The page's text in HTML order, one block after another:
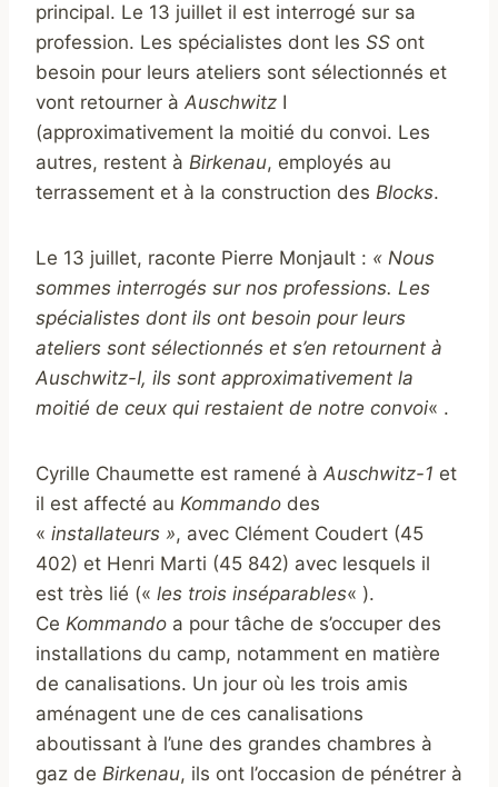
principal. Le 13 juillet il est interrogé sur sa
profession. Les spécialistes dont les SS ont
besoin pour leurs ateliers sont sélectionnés et
vont retourner à Auschwitz I
(approximativement la moitié du convoi. Les
autres, restent à Birkenau, employés au
terrassement et à la construction des Blocks.
Le 13 juillet, raconte Pierre Monjault : « Nous
sommes interrogés sur nos professions. Les
spécialistes dont ils ont besoin pour leurs
ateliers sont sélectionnés et s’en retournent à
Auschwitz-I, ils sont approximativement la
moitié de ceux qui restaient de notre convoi« .
Cyrille Chaumette est ramené à Auschwitz-1 et
il est affecté au Kommando des
« installateurs », avec Clément Coudert (45
402) et Henri Marti (45 842) avec lesquels il
est très lié (« les trois inséparables« ).
Ce Kommando a pour tâche de s’occuper des
installations du camp, notamment en matière
de canalisations. Un jour où les trois amis
aménagent une de ces canalisations
aboutissant à l’une des grandes chambres à
gaz de Birkenau, ils ont l’occasion de pénétrer à